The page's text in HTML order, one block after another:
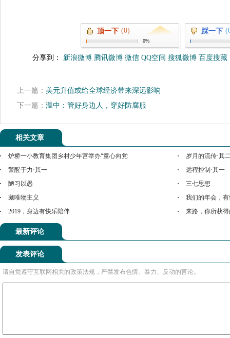
顶一下 (0)
0%
踩一下
分享到： 新浪微博 腾讯微博 微信 QQ空间 搜狐微博 百度搜藏
上一篇： 美元升值或给全球经济带来深远影响
下一篇： 温中：管好身边人，穿好防腐服
相关文章
炉桥一小教育集团乡村少年宫举办“童心向党
岁月的流传·其
警醒于力·其一
远程控制·其一
陋习以愚
三七思想
藏唯物主义
我们的年会，
2019，身边有快乐陪伴
来路，你所获
最新评论
发表评论
请自觉遵守互联网相关的政策法规，严禁发布色情、暴力、反动的言论。